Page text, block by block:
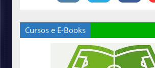
Cursos e E-Books